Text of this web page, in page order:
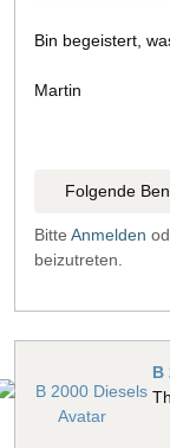
Bin begeistert,
Martin
Folgende
Bitte Anmelden
beizutreten.
B